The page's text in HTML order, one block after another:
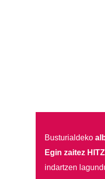
Busturialdeko
Egin zaitez
indartzen